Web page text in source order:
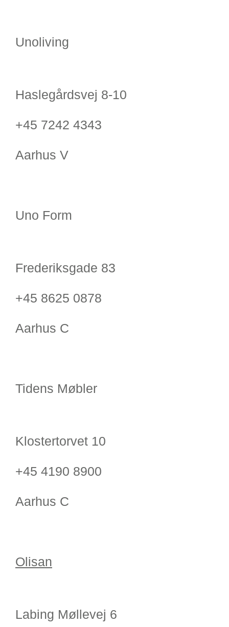
Unoliving
Haslegårdsvej 8-10
+45 7242 4343
Aarhus V
Uno Form
Frederiksgade 83
+45 8625 0878
Aarhus C
Tidens Møbler
Klostertorvet 10
+45 4190 8900
Aarhus C
Olisan
Labing Møllevej 6